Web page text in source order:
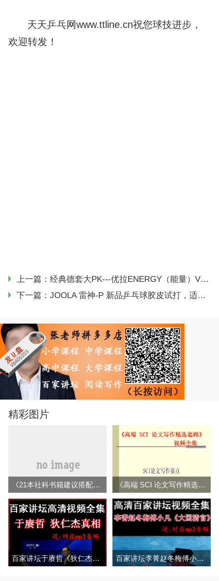
天天乒乓网www.ttline.cn祝您球技进步，
欢迎转发！
上一篇： 经典德套大PK---优拉ENERGY（能量）VS多尼克F1
下一篇： JOOLA 雷神-P 新品乒乓球胶皮试打，适合新材料球
精彩图片
《21本社科书籍建议搭配词库阅读》高清资源全集百度云百度网盘下载 《高端 SCI 论文写作精选套路》视频全集百度网盘百度云下载
百家讲坛于赓哲《狄仁杰真相》视频和音频全集百度网盘下载 百家讲坛李菁赵冬梅傅小凡《大国清官》视频和音频全集百度网盘下载